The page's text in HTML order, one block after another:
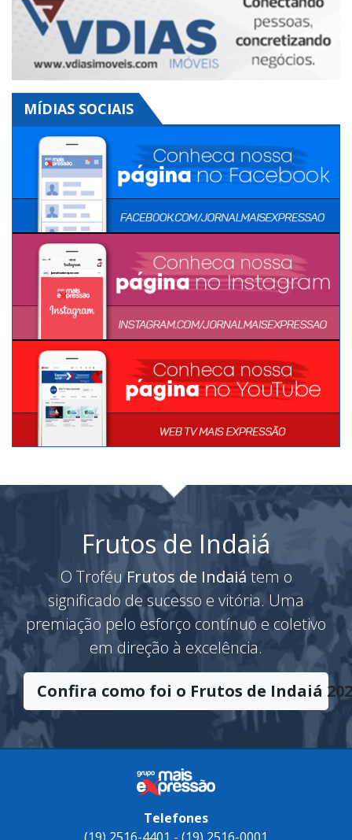
MÍDIAS SOCIAIS
Frutos de Indaiá
O TroféuFrutos de Indaiá tem o
significado de sucesso e vitória. Uma
premiação pelo esforço contínuo e coletivo
em direção à excelência.
Confira como foi o Frutos de Indaiá
Telefones